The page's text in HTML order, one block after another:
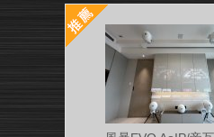
D.
Cl